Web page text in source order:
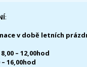
:
v době letních
8,00 – 12,00hod
– 16,00hod